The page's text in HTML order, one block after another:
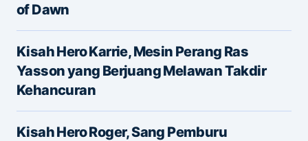
of Dawn
Kisah Hero Karrie, Mesin Perang Ras
Yasson yang Berjuang Melawan Takdir
Kehancuran
Kisah Hero Roger, Sang Pemburu